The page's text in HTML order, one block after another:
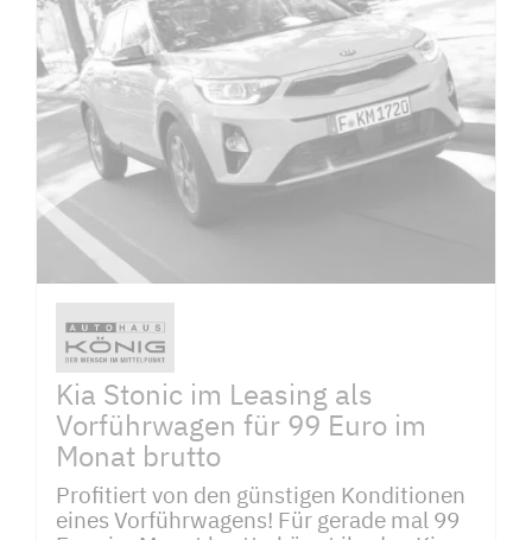
Kia Stonic im Leasing als
Vorführwagen für 99 Euro im
Monat brutto
Profitiert von den günstigen Konditionen
eines Vorführwagens! Für gerade mal 99